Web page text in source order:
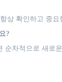
상 확인하고 중
?
순차적으로 새로